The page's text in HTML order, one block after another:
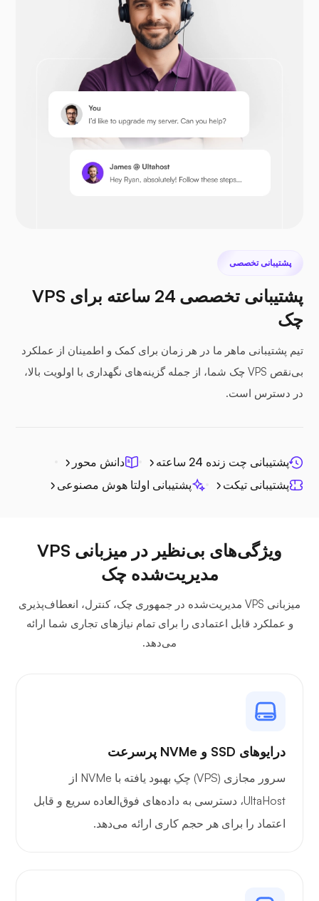
اوپن‌کارت
پرستاشاپ
سی‌فایل
جیتسی
پشتیبانی تخصصی
پشتیبانی تخصصی 24 ساعته برای VPS
چک
تیم پشتیبانی ماهر ما در هر زمان برای کمک و اطمینان از عملکرد
بی‌نقص VPS چک شما، از جمله گزینه‌های نگهداری با اولویت بالا،
در دسترس است.
پشتیبانی چت زنده 24 ساعته
دانش محور
پشتیبانی تیکت
پشتیبانی اولتا هوش مصنوعی
ویژگی‌های بی‌نظیر در میزبانی VPS
مدیریت‌شده چک
میزبانی VPS مدیریت‌شده در جمهوری چک، کنترل، انعطاف‌پذیری
و عملکرد قابل اعتمادی را برای تمام نیازهای تجاری شما ارائه
می‌دهد.
درایوهای SSD و NVMe پرسرعت
سرور مجازی (VPS) چکِ بهبود یافته با NVMe از
UltaHost، دسترسی به داده‌های فوق‌العاده سریع و قابل
اعتماد را برای هر حجم کاری ارائه می‌دهد.